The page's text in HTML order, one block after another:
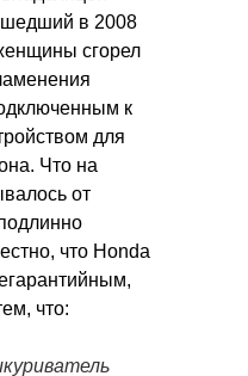
в 2008
сгорел
к
для
Что на
от
что Honda
что: